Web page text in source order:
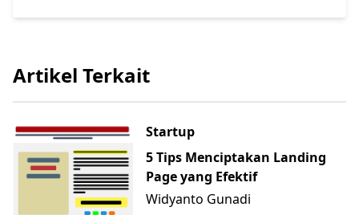
Artikel Terkait
Startup
5 Tips Menciptakan Landing
Page yang Efektif
Widyanto Gunadi